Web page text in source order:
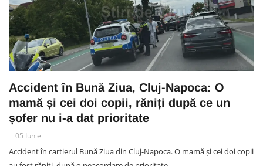
Accident în Bună Ziua, Cluj-Napoca: O
mamă și cei doi copii, răniți după ce un
șofer nu i-a dat prioritate
05 Iunie
Accident în cartierul Bună Ziua din Cluj-Napoca. O mamă și cei doi copii